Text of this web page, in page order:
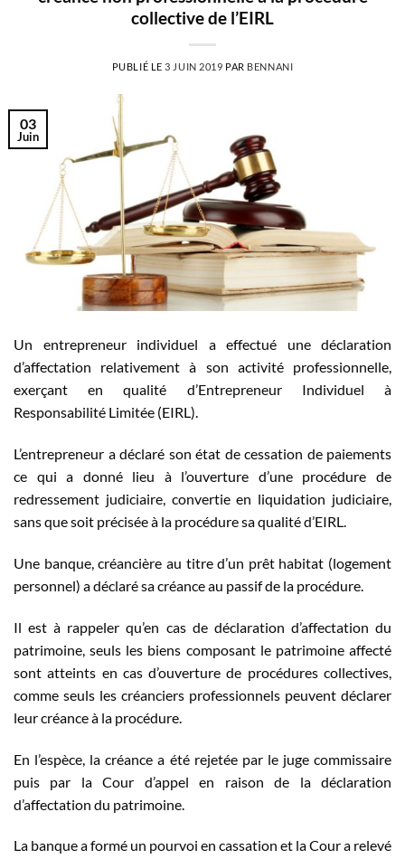
collective de l’EIRL
PUBLIÉ LE3 JUIN 2019 PAR BENNANI
03
Juin
Un entrepreneur individuel a effectué une déclaration
d’affectation relativement à son activité professionnelle,
exerçant en qualité d’Entrepreneur Individuel à
Responsabilité Limitée (EIRL).
L’entrepreneur a déclaré son état de cessation de paiements
ce qui a donné lieu à l’ouverture d’une procédure de
redressement judiciaire, convertie en liquidation judiciaire,
sans que soit précisée à la procédure sa qualité d’EIRL.
Une banque, créancière au titre d’un prêt habitat (logement
personnel) a déclaré sa créance au passif de la procédure.
Il est à rappeler qu’en cas de déclaration d’affectation du
patrimoine, seuls les biens composant le patrimoine affecté
sont atteints en cas d’ouverture de procédures collectives,
comme seuls les créanciers professionnels peuvent déclarer
leur créance à la procédure.
En l’espèce, la créance a été rejetée par le juge commissaire
puis par la Cour d’appel en raison de la déclaration
d’affectation du patrimoine.
La banque a formé un pourvoi en cassation et la Cour a relevé